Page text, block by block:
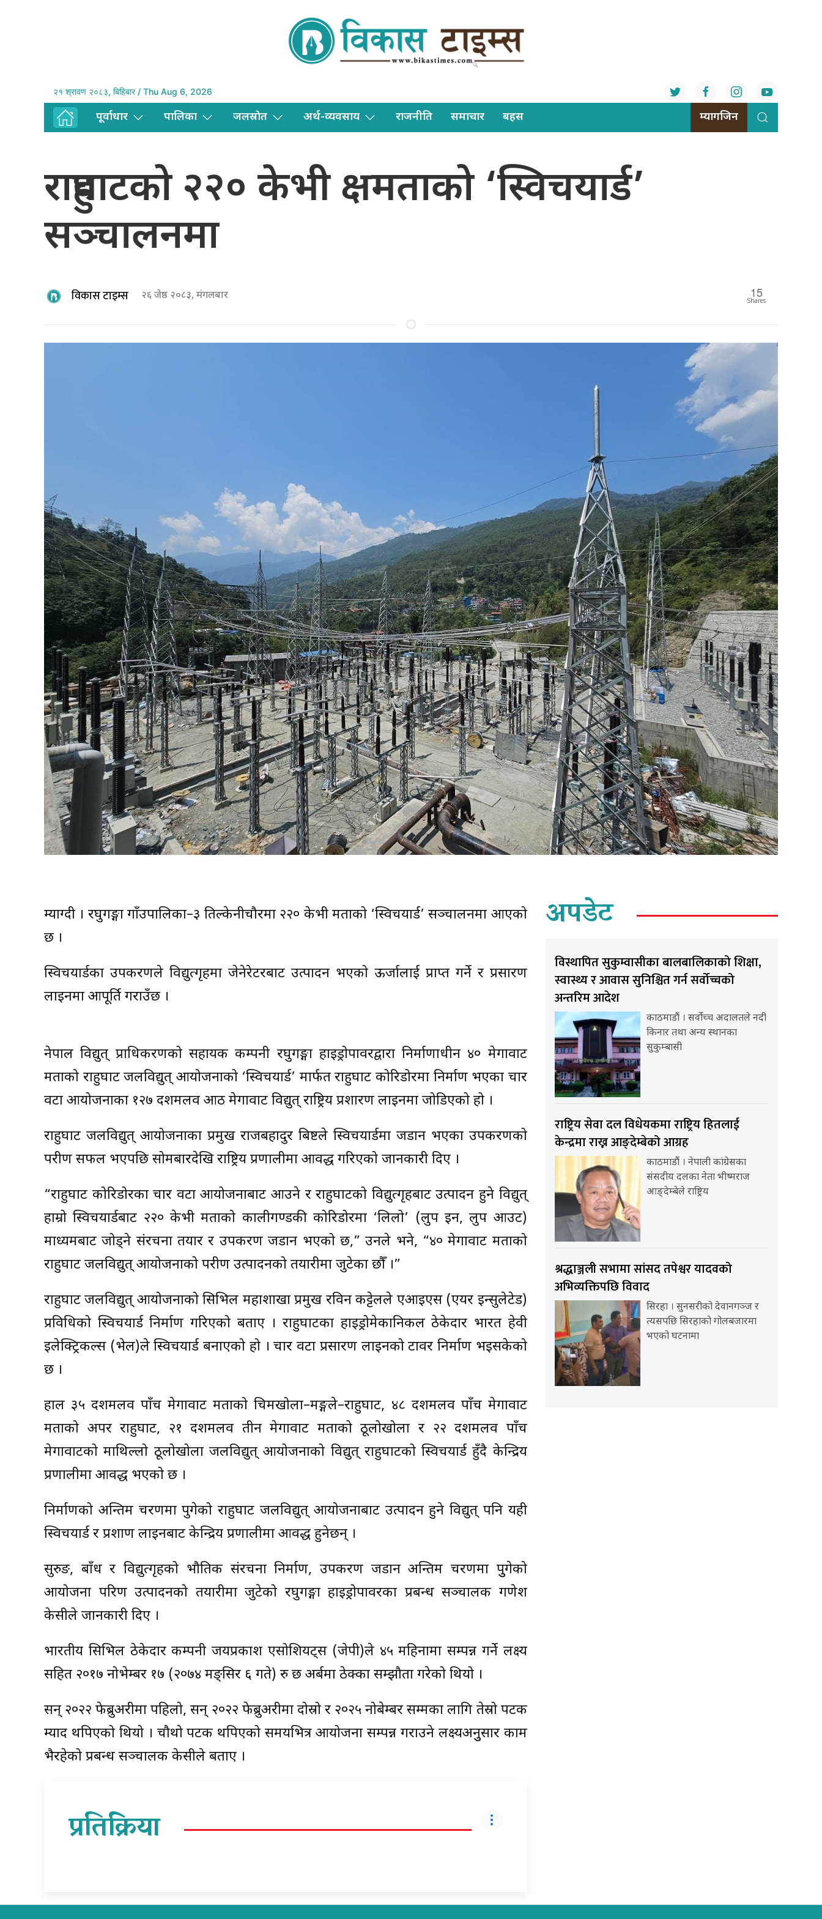
२१ श्रावण २०८३, बिहिबार / Thu Aug 6, 2026
पूर्वाधार पालिका जलस्राेत अर्थ-व्यवसाय राजनीति समाचार बहस म्यागजिन
राहुघाटको २२० केभी क्षमताको ‘स्विचयार्ड’
सञ्चालनमा
विकास टाइम्स २६ जेष्ठ २०८३, मंगलबार 15
Shares
म्याग्दी । रघुगङ्गा गाँउपालिका–३ तिल्केनीचौरमा २२० केभी क्षमताको ‘स्विचयार्ड’ सञ्चालनमा आएको
छ ।
स्विचयार्डका उपकरणले विद्युत्गृहमा जेनेरेटरबाट उत्पादन भएको ऊर्जालाई प्राप्त गर्ने र प्रसारण
लाइनमा आपूर्ति गराउँछ ।
नेपाल विद्युत् प्राधिकरणको सहायक कम्पनी रघुगङ्गा हाइड्रोपावरद्वारा निर्माणाधीन ४० मेगावाट
क्षमताको राहुघाट जलविद्युत् आयोजनाको ‘स्विचयार्ड’ मार्फत राहुघाट कोरिडोरमा निर्माण भएका चार
वटा आयोजनाका १२७ दशमलव आठ मेगावाट विद्युत् राष्ट्रिय प्रशारण लाइनमा जोडिएको हो ।
राहुघाट जलविद्युत् आयोजनाका प्रमुख राजबहादुर बिष्टले स्विचयार्डमा जडान भएका उपकरणको
परीक्षण सफल भएपछि सोमबारदेखि राष्ट्रिय प्रणालीमा आवद्ध गरिएको जानकारी दिए ।
“राहुघाट कोरिडोरका चार वटा आयोजनाबाट आउने र राहुघाटको विद्युत्गृहबाट उत्पादन हुने विद्युत्
हाम्रो स्विचयार्डबाट २२० केभी क्षमताको कालीगण्डकी कोरिडोरमा ‘लिलो’ (लुप इन, लुप आउट)
माध्यमबाट जोड्ने संरचना तयार र उपकरण जडान भएको छ,” उनले भने, “४० मेगावाट क्षमताको
राहुघाट जलविद्युत् आयोजनाको परीक्षण उत्पादनको तयारीमा जुटेका छौँ ।”
राहुघाट जलविद्युत् आयोजनाको सिभिल महाशाखा प्रमुख रविन कट्टेलले एआइएस (एयर इन्सुलेटेड)
प्रविधिको स्विचयार्ड निर्माण गरिएको बताए । राहुघाटका हाइड्रोमेकानिकल ठेकेदार भारत हेवी
इलेक्ट्रिकल्स (भेल)ले स्विचयार्ड बनाएको हो । चार वटा प्रसारण लाइनको टावर निर्माण भइसकेको
छ ।
हाल ३५ दशमलव पाँच मेगावाट क्षमताको चिमखोला–मङ्गले–राहुघाट, ४८ दशमलव पाँच मेगावाट
क्षमताको अपर राहुघाट, २१ दशमलव तीन मेगावाट क्षमताको ठूलोखोला र २२ दशमलव पाँच
मेगावाटको माथिल्लो ठूलोखोला जलविद्युत् आयोजनाको विद्युत् राहुघाटको स्विचयार्ड हुँदै केन्द्रिय
प्रणालीमा आवद्ध भएको छ ।
निर्माणको अन्तिम चरणमा पुगेको राहुघाट जलविद्युत् आयोजनाबाट उत्पादन हुने विद्युत् पनि यही
स्विचयार्ड र प्रशाण लाइनबाट केन्द्रिय प्रणालीमा आवद्ध हुनेछन् ।
सुरुङ, बाँध र विद्युत्गृहको भौतिक संरचना निर्माण, उपकरण जडान अन्तिम चरणमा पुुगेको
आयोजना परिक्षण उत्पादनको तयारीमा जुटेको रघुगङ्गा हाइड्रोपावरका प्रबन्ध सञ्चालक गणेश
केसीले जानकारी दिए ।
भारतीय सिभिल ठेकेदार कम्पनी जयप्रकाश एसोशियट्स (जेपी)ले ४५ महिनामा सम्पन्न गर्ने लक्ष्य
सहित २०१७ नोभेम्बर १७ (२०७४ मङ्सिर ६ गते) रु छ अर्बमा ठेक्का सम्झौता गरेको थियो ।
सन् २०२२ फेब्रुअरीमा पहिलो, सन् २०२२ फेब्रुअरीमा दोस्रो र २०२५ नोबेम्बर सम्मका लागि तेस्रो पटक
म्याद थपिएको थियो । चौथो पटक थपिएको समयभित्र आयोजना सम्पन्न गराउने लक्ष्यअनुुसार काम
भैरहेको प्रबन्ध सञ्चालक केसीले बताए ।
प्रतिक्रिया
अपडेट
विस्थापित सुकुम्वासीका बालबालिकाको शिक्षा,
स्वास्थ्य र आवास सुनिश्चित गर्न सर्वोच्चको
अन्तरिम आदेश
काठमाडौं । सर्वोच्च अदालतले नदी
किनार तथा अन्य स्थानका
सुकुम्बासी
राष्ट्रिय सेवा दल विधेयकमा राष्ट्रिय हितलाई
केन्द्रमा राख्न आङ्देम्बेको आग्रह
काठमाडौं । नेपाली कांग्रेसका
संसदीय दलका नेता भीष्मराज
आङ्देम्बेले राष्ट्रिय
श्रद्धाञ्जली सभामा सांसद तपेश्वर यादवको
अभिव्यक्तिपछि विवाद
सिरहा । सुनसरीको देवानगञ्ज र
त्यसपछि सिरहाको गोलबजारमा
भएको घटनामा